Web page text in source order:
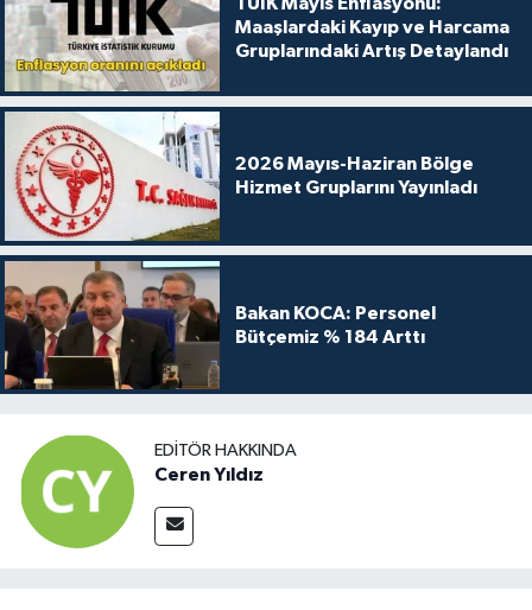
Maaşlardaki Kayıp ve Harcama
Gruplarındaki Artış Detaylandı
2026 Mayıs-Haziran Bölge
Hizmet Gruplarını Yayınladı
Bakan KOCA: Personel
Bütçemiz % 184 Arttı
EDITÖR HAKKINDA
Ceren Yıldız